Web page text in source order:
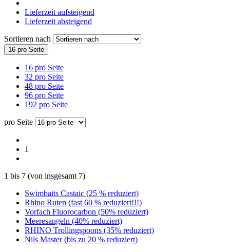
Lieferzeit aufsteigend
Lieferzeit absteigend
Sortieren nach
16 pro Seite
16 pro Seite
32 pro Seite
48 pro Seite
96 pro Seite
192 pro Seite
pro Seite
1
1 bis 7 (von insgesamt 7)
Swimbaits Castaic (25 % reduziert)
Rhino Ruten (fast 60 % reduziert!!!)
Vorfach Fluorocarbon (50% reduziert)
Meeresangeln (40% reduziert)
RHINO Trollingspoons (35% reduziert)
Nils Master (bis zu 20 % reduziert)